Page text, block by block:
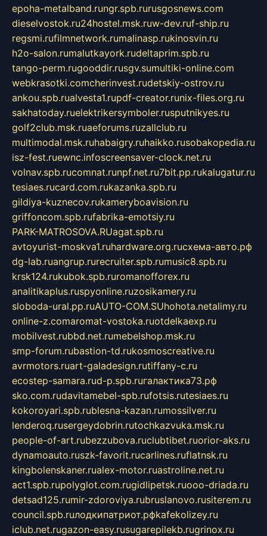
epoha-metalband.rungr.spb.rurusgosnews.com
dieselvostok.ru24hostel.msk.ruw-dev.ruf-ship.ru
regsmi.rufilmnetwork.rumalinasp.rukinosvin.ru
h2o-salon.rumalutkayork.rudeltaprim.spb.ru
tango-perm.rugooddir.rusgv.sumultiki-online.com
webkrasotki.comcherinvest.rudetskiy-ostrov.ru
ankou.spb.rualvesta1.rupdf-creator.runix-files.org.ru
sakhatoday.ruelektrikersymboler.rusputnikyes.ru
golf2club.msk.ruaeforums.ruzallclub.ru
multimodal.msk.ruhabaigry.ruhaikko.rusobakopedia.ru
isz-fest.ruewnc.infoscreensaver-clock.net.ru
volnav.spb.rucomnat.runpf.net.ru7bit.pp.rukalugatur.ru
tesiaes.rucard.com.rukazanka.spb.ru
gildiya-kuznecov.rukameryboavision.ru
griffoncom.spb.rufabrika-emotsiy.ru
PARK-MATROSOVA.RUagat.spb.ru
avtoyurist-moskva1.ruhardware.org.ruсхема-авто.рф
dg-lab.ruangrup.rurecruiter.spb.rumusic8.spb.ru
krsk124.rukubok.spb.ruromanofforex.ru
analitikaplus.ruspyonline.ruzosikamery.ru
sloboda-ural.pp.ruAUTO-COM.SUhohota.netalimy.ru
online-z.comaromat-vostoka.ruotdelkaexp.ru
mobilvest.rubbd.net.rumebelshop.msk.ru
smp-forum.rubastion-td.rukosmoscreative.ru
avrmotors.ruart-galadesign.rutiffany-c.ru
ecostep-samara.rud-p.spb.ruгалактика73.рф
sko.com.rudavitamebel-spb.rufotsis.rutesiaes.ru
kokoroyari.spb.rublesna-kazan.rumossilver.ru
lenderoq.rusergeydobrin.rutochkazvuka.msk.ru
people-of-art.rubezzubova.ruclubtibet.ruorior-aks.ru
dynamoauto.ruszk-favorit.rucarlines.ruflatnsk.ru
kingbolenskaner.rualex-motor.ruastroline.net.ru
act1.spb.rupolyglot.com.rugidlipetsk.ruooo-driada.ru
detsad125.rumir-zdoroviya.rubruslanovo.rusiterem.ru
council.spb.ruлодкипатриот.рфkafekolizey.ru
iclub.net.rugazon-easy.rusugarepilekb.rugrinox.ru